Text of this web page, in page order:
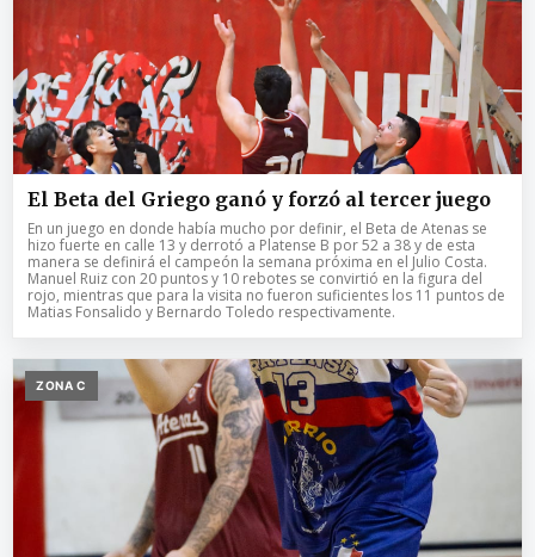
El Beta del Griego ganó y forzó al tercer juego
En un juego en donde había mucho por definir, el Beta de Atenas se
hizo fuerte en calle 13 y derrotó a Platense B por 52 a 38 y de esta
manera se definirá el campeón la semana próxima en el Julio Costa.
Manuel Ruiz con 20 puntos y 10 rebotes se convirtió en la figura del
rojo, mientras que para la visita no fueron suficientes los 11 puntos de
Matias Fonsalido y Bernardo Toledo respectivamente.
ZONA C